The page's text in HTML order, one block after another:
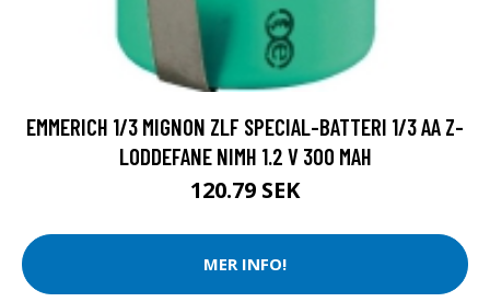
EMMERICH 1/3 MIGNON ZLF SPECIAL-BATTERI 1/3 AA Z-
LODDEFANE NIMH 1.2 V 300 MAH
120.79 SEK
MER INFO!